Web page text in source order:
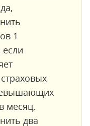
1
месяц,
два